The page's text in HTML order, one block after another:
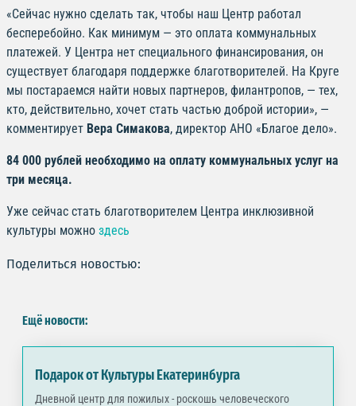
«Сейчас нужно сделать так, чтобы наш Центр работал
бесперебойно. Как минимум — это оплата коммунальных
платежей. У Центра нет специального финансирования, он
существует благодаря поддержке благотворителей. На Круге
мы постараемся найти новых партнеров, филантропов, — тех,
кто, действительно, хочет стать частью доброй истории», —
комментирует Вера Симакова, директор АНО «Благое дело».
84 000 рублей необходимо на оплату коммунальных услуг на
три месяца.
Уже сейчас стать благотворителем Центра инклюзивной
культуры можно здесь
Поделиться новостью:
Ещё новости:
Подарок от Культуры Екатеринбурга
Дневной центр для пожилых - роскошь человеческого